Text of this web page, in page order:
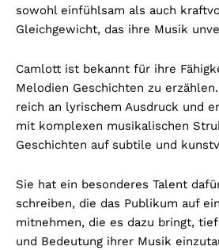
sowohl einfühlsam als auch
Gleichgewicht, das ihre Musik
Camlott ist bekannt für ihre
Melodien Geschichten zu
reich an lyrischem Ausdruck und
mit komplexen musikalischen
Geschichten auf subtile und
Sie hat ein besonderes Talent
schreiben, die das Publikum auf
mitnehmen, die es dazu bringt,
und Bedeutung ihrer Musik